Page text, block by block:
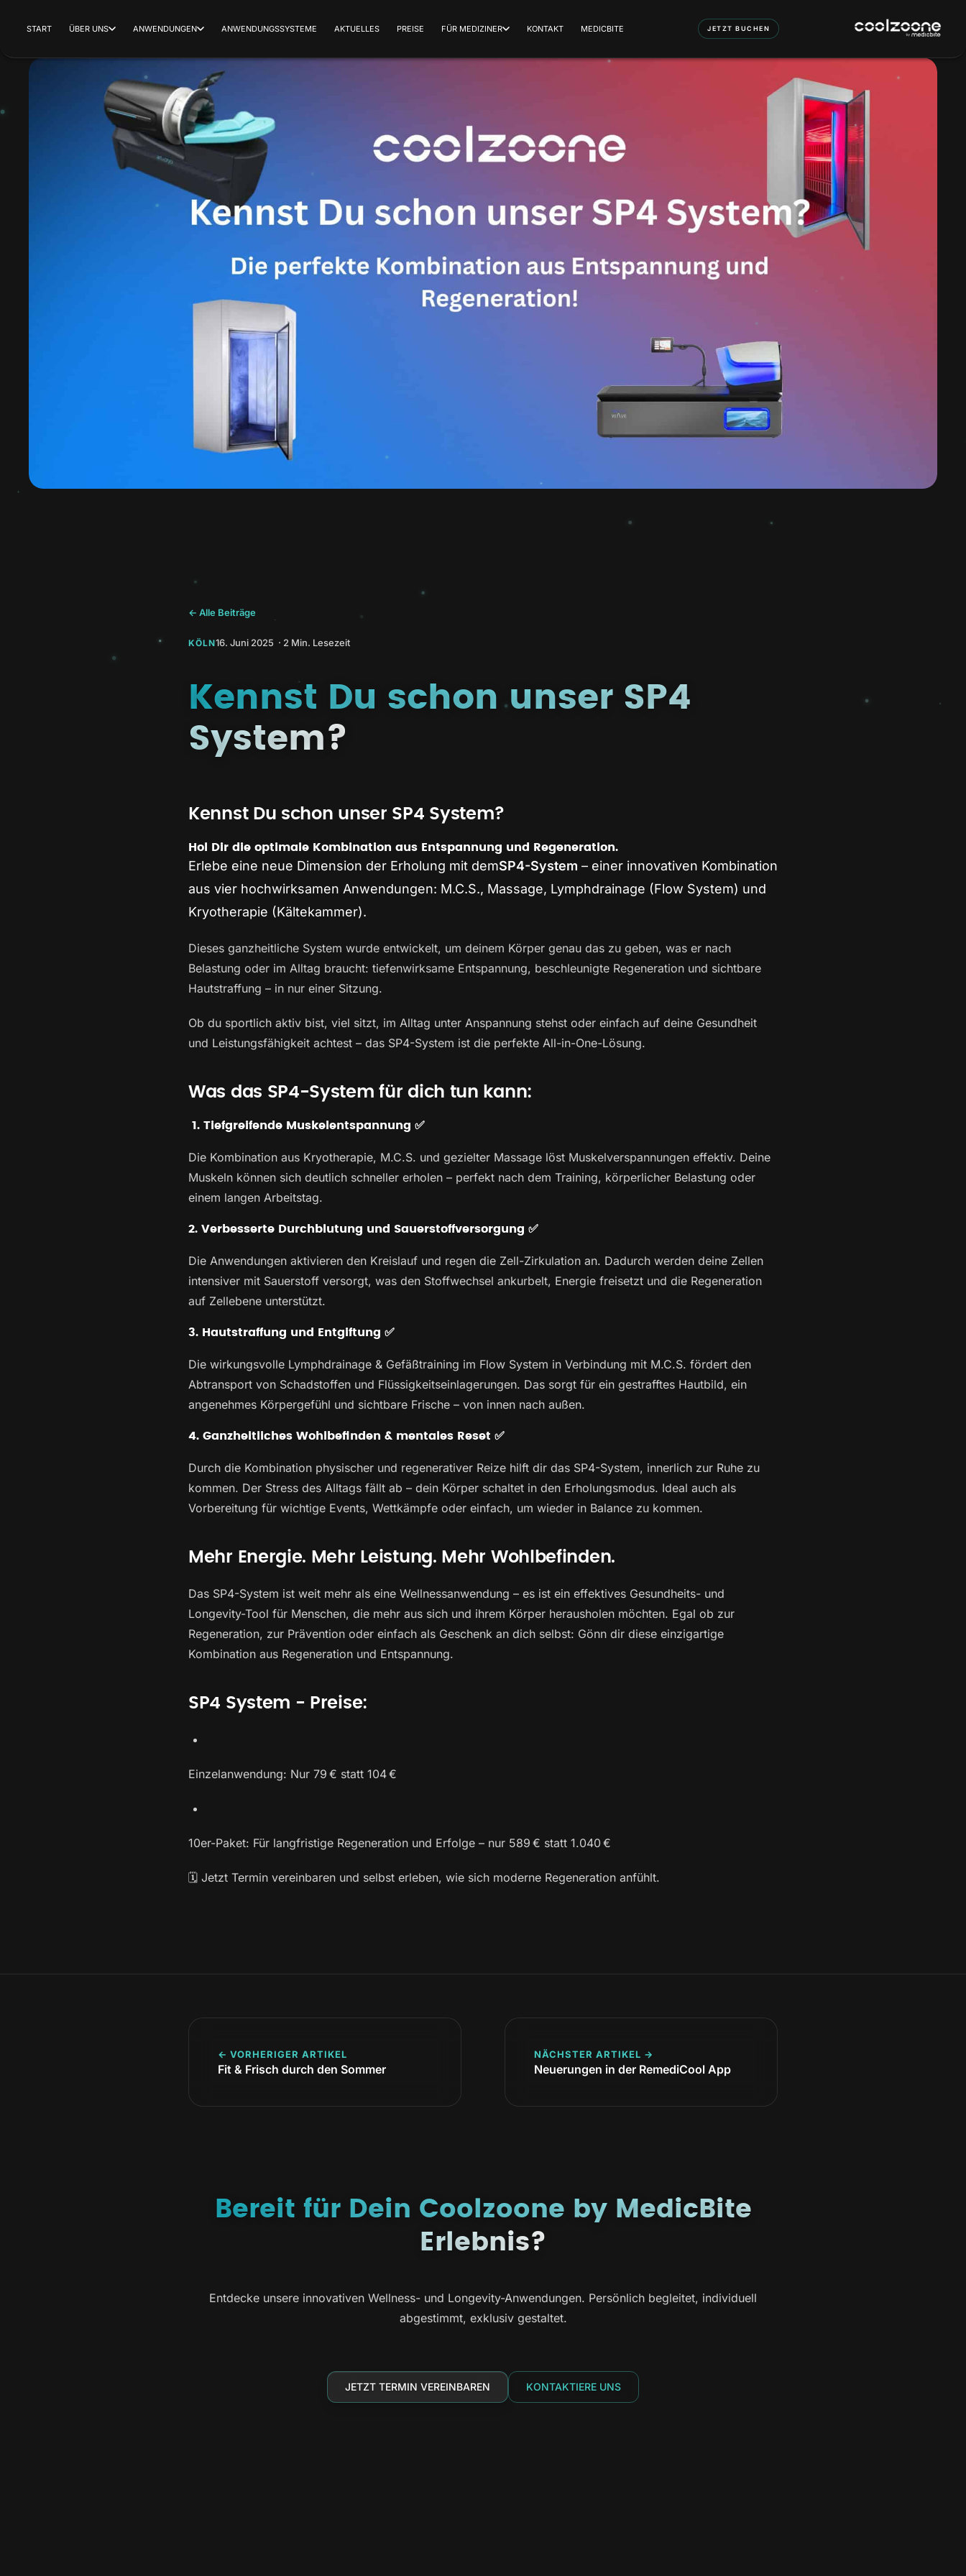
START ÜBER UNS ANWENDUNGEN ANWENDUNGSSYSTEME AKTUELLES PREISE FÜR MEDIZINER KONTAKT MEDICBITE JETZT BUCHEN
← Alle Beiträge
KÖLN16. Juni 2025 · 2 Min. Lesezeit
Kennst Du schon unser SP4
System?
Kennst Du schon unser SP4 System?
Hol Dir die optimale Kombination aus Entspannung und Regeneration.
Erlebe eine neue Dimension der Erholung mit demSP4-System – einer innovativen Kombination
aus vier hochwirksamen Anwendungen: M.C.S., Massage, Lymphdrainage (Flow System) und
Kryotherapie (Kältekammer).
Dieses ganzheitliche System wurde entwickelt, um deinem Körper genau das zu geben, was er nach
Belastung oder im Alltag braucht: tiefenwirksame Entspannung, beschleunigte Regeneration und sichtbare
Hautstraffung – in nur einer Sitzung.
Ob du sportlich aktiv bist, viel sitzt, im Alltag unter Anspannung stehst oder einfach auf deine Gesundheit
und Leistungsfähigkeit achtest – das SP4-System ist die perfekte All-in-One-Lösung.
Was das SP4-System für dich tun kann:
1. Tiefgreifende Muskelentspannung ✅
Die Kombination aus Kryotherapie, M.C.S. und gezielter Massage löst Muskelverspannungen effektiv. Deine
Muskeln können sich deutlich schneller erholen – perfekt nach dem Training, körperlicher Belastung oder
einem langen Arbeitstag.
2. Verbesserte Durchblutung und Sauerstoffversorgung ✅
Die Anwendungen aktivieren den Kreislauf und regen die Zell-Zirkulation an. Dadurch werden deine Zellen
intensiver mit Sauerstoff versorgt, was den Stoffwechsel ankurbelt, Energie freisetzt und die Regeneration
auf Zellebene unterstützt.
3. Hautstraffung und Entgiftung ✅
Die wirkungsvolle Lymphdrainage & Gefäßtraining im Flow System in Verbindung mit M.C.S. fördert den
Abtransport von Schadstoffen und Flüssigkeitseinlagerungen. Das sorgt für ein gestrafftes Hautbild, ein
angenehmes Körpergefühl und sichtbare Frische – von innen nach außen.
4. Ganzheitliches Wohlbefinden & mentales Reset ✅
Durch die Kombination physischer und regenerativer Reize hilft dir das SP4-System, innerlich zur Ruhe zu
kommen. Der Stress des Alltags fällt ab – dein Körper schaltet in den Erholungsmodus. Ideal auch als
Vorbereitung für wichtige Events, Wettkämpfe oder einfach, um wieder in Balance zu kommen.
Mehr Energie. Mehr Leistung. Mehr Wohlbefinden.
Das SP4-System ist weit mehr als eine Wellnessanwendung – es ist ein effektives Gesundheits- und
Longevity-Tool für Menschen, die mehr aus sich und ihrem Körper herausholen möchten. Egal ob zur
Regeneration, zur Prävention oder einfach als Geschenk an dich selbst: Gönn dir diese einzigartige
Kombination aus Regeneration und Entspannung.
SP4 System - Preise:
Einzelanwendung: Nur 79 € statt 104 €
10er-Paket: Für langfristige Regeneration und Erfolge – nur 589 € statt 1.040 €
🗓 Jetzt Termin vereinbaren und selbst erleben, wie sich moderne Regeneration anfühlt.
← VORHERIGER ARTIKEL
Fit & Frisch durch den Sommer
NÄCHSTER ARTIKEL →
Neuerungen in der RemediCool App
Bereit für Dein Coolzoone by MedicBite
Erlebnis?
Entdecke unsere innovativen Wellness- und Longevity-Anwendungen. Persönlich begleitet, individuell
abgestimmt, exklusiv gestaltet.
JETZT TERMIN VEREINBAREN KONTAKTIERE UNS